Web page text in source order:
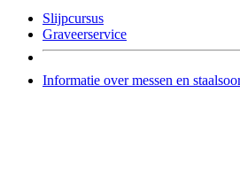
Slijpcursus
Graveerservice
Informatie over messen en